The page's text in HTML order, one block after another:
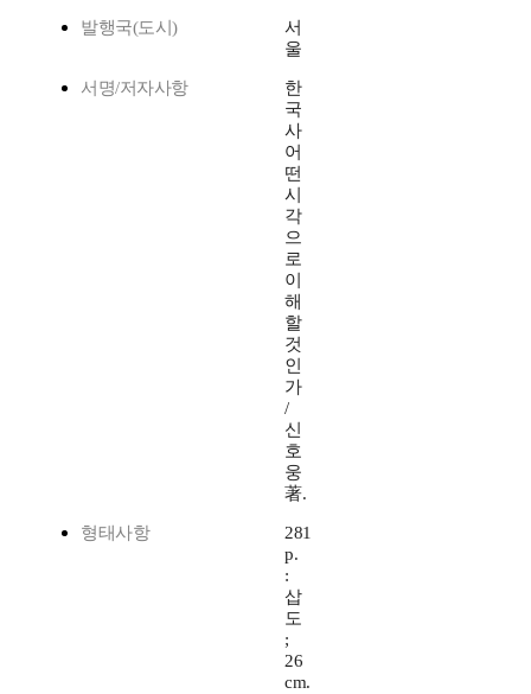
발행국(도시)
서
울
서명/저자사항
한
국
사
어
떤
시
각
으
로
이
해
할
것
인
가
/
신
호
웅
著.
형태사항
281
p.
:
삽
도
;
26
cm.